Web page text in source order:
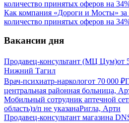
Как компания «Дороги и Мосты» за
количество принятых оферов на
Вакансии дня
Продавец-консультант (МЦ Цум)от
Нижний Тагил
Врач-психиатр-наркологот 70 000 ₽
центральная районная больница,
Мобильный сотрудник аптечной
область)з/п не указанаРигла, Арти
Продавец-консультант магазина